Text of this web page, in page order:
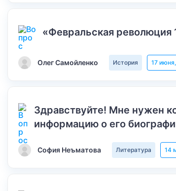
«Февральская революция
Олег Самойленко История 17
Здравствуйте! Мне нужен
информацию о его
София Неъматова Литература 14